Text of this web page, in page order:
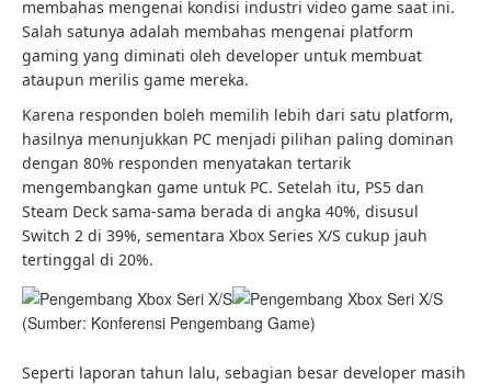
membahas mengenai kondisi industri video game saat ini.
Salah satunya adalah membahas mengenai platform
gaming yang diminati oleh developer untuk membuat
ataupun merilis game mereka.
Karena responden boleh memilih lebih dari satu platform,
hasilnya menunjukkan PC menjadi pilihan paling dominan
dengan 80% responden menyatakan tertarik
mengembangkan game untuk PC. Setelah itu, PS5 dan
Steam Deck sama-sama berada di angka 40%, disusul
Switch 2 di 39%, sementara Xbox Series X/S cukup jauh
tertinggal di 20%.
(Sumber: Konferensi Pengembang Game)
Seperti laporan tahun lalu, sebagian besar developer masih